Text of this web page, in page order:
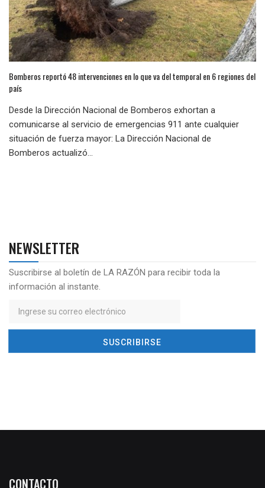
Bomberos reportó 48 intervenciones en lo que va del temporal en 6 regiones del
país
Desde la Dirección Nacional de Bomberos exhortan a
comunicarse al servicio de emergencias 911 ante cualquier
situación de fuerza mayor: La Dirección Nacional de
Bomberos actualizó...
NEWSLETTER
Suscribirse al boletín de LA RAZÓN para recibir toda la
información al instante.
CONTACTO